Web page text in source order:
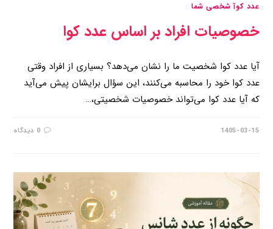
عدد کوآ شخصی شما
خصوصیات افراد بر اساس عدد کوا
آیا عدد کوا شخصیت ما را نشان می‌دهد؟ بسیاری از افراد وقتی
عدد کوا خود را محاسبه می‌کنند، این سؤال برایشان پیش می‌آید
که آیا عدد کوا می‌تواند خصوصیات شخصیتی،…
0 دیدگاه 1405-03-15